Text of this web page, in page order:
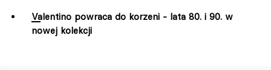
Valentino powraca do korzeni - lata 80. i 90. w
nowej kolekcji